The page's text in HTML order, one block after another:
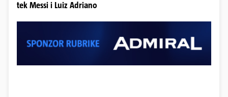
tek Messi i Luiz Adriano